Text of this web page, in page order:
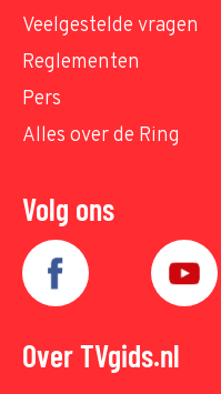
Veelgestelde vragen
Reglementen
Pers
Alles over de Ring
Volg ons
Over TVgids.nl